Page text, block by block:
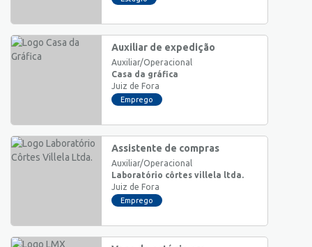
Auxiliar de expedição
Auxiliar/Operacional
Casa da gráfica
Juiz de Fora
Emprego
Assistente de compras
Auxiliar/Operacional
Laboratório côrtes villela ltda.
Juiz de Fora
Emprego